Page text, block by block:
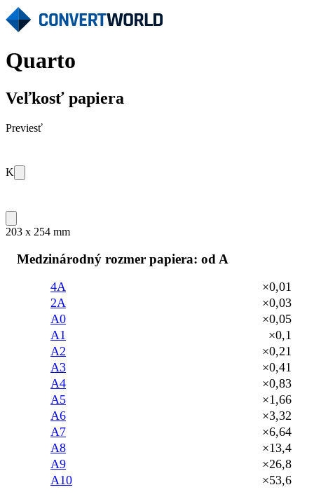
Quarto
Veľkosť papiera
Previesť
K
203 x 254 mm
Medzinárodný rozmer papiera: od A
4A
×0,01
2A
×0,03
A0
×0,05
A1
×0,1
A2
×0,21
A3
×0,41
A4
×0,83
A5
×1,66
A6
×3,32
A7
×6,64
A8
×13,4
A9
×26,8
A10
×53,6